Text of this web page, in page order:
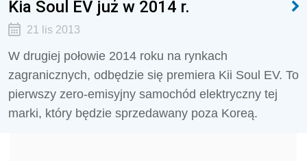
Kia Soul EV już w 2014 r.
21 lis 2013
W drugiej połowie 2014 roku na rynkach
zagranicznych, odbędzie się premiera Kii Soul EV. To
pierwszy zero-emisyjny samochód elektryczny tej
marki, który będzie sprzedawany poza Koreą.